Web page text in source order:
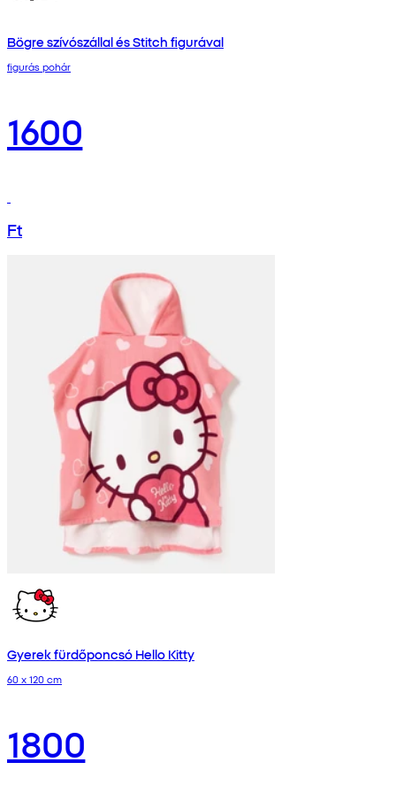
Bögre szívószállal és Stitch figurával
figurás pohár
1600
Ft
Gyerek fürdőponcsó Hello Kitty
60 x 120 cm
1800